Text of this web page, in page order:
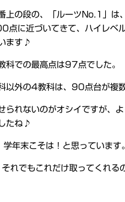
上の段の、「ルーツNo.1」は
点に近づいてきて、ハイレベ
ます♪
科での最高点は97点でした。
以外の4教科は、90点台が複数
られないのがオシイですが、
たね♪
年末こそは！と思っています。
れでもこれだけ取ってくれる